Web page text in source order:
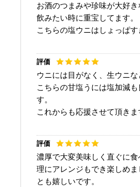
お酒のつまみや珍味が大好
飲みたい時に重宝してます。
こちらの塩ウニはしょっぱ
ウニには目がなく、生ウニ
こちらの甘塩うには塩加減
す。
これからも応援させて頂き
濃厚で大変美味しく直ぐに
理にアレンジもでき楽しめ
とも嬉しいです。